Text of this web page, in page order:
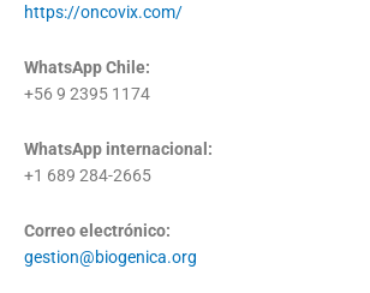
https://oncovix.com/
WhatsApp Chile:
+56 9 2395 1174
WhatsApp internacional:
+1 689 284-2665
Correo electrónico:
gestion@biogenica.org